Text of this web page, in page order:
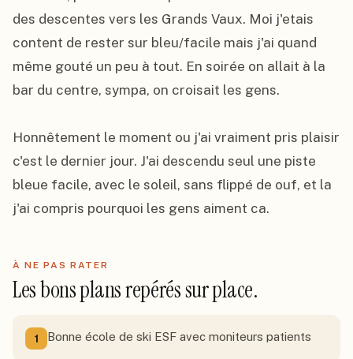
des descentes vers les Grands Vaux. Moi j'etais
content de rester sur bleu/facile mais j'ai quand
même gouté un peu à tout. En soirée on allait à la
bar du centre, sympa, on croisait les gens.
Honnêtement le moment ou j'ai vraiment pris plaisir
c'est le dernier jour. J'ai descendu seul une piste
bleue facile, avec le soleil, sans flippé de ouf, et la
j'ai compris pourquoi les gens aiment ca.
À NE PAS RATER
Les bons plans repérés sur place.
1 Bonne école de ski ESF avec moniteurs patients